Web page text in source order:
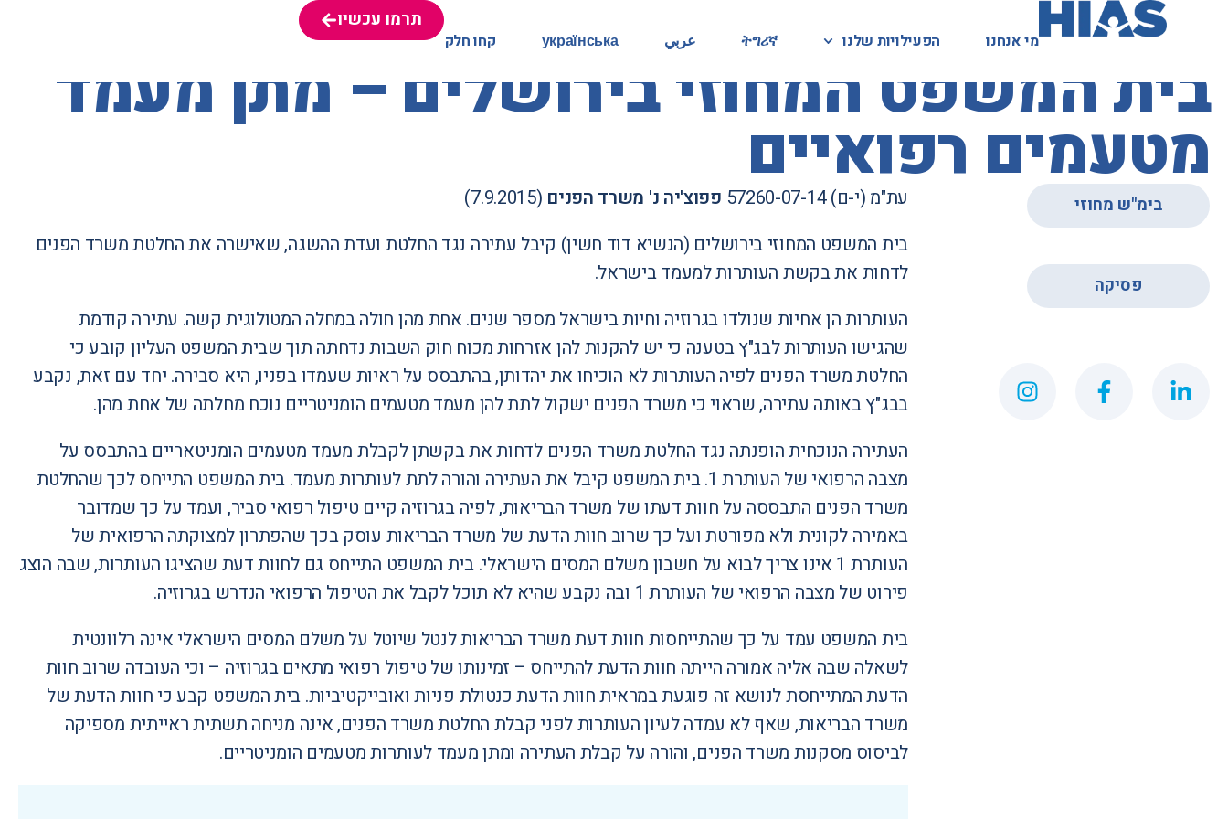
מי אנחנו הפעילויות שלנו ትግሪኛ عربي українська קחו חלק
תרמו עכשיו
מי אנחנו הפעילויות שלנו ትግሪኛ عربي українська קחו חלק
תרמו עכשיו
המאגר המשפטי
בית המשפט המחוזי בירושלים – מתן מעמד
מטעמים רפואיים
בימ"ש מחוזי
פסיקה
עת"מ (י-ם) 57260-07-14 פפוצ'יה נ' משרד הפנים (7.9.2015)
בית המשפט המחוזי בירושלים (הנשיא דוד חשין) קיבל עתירה נגד החלטת ועדת ההשגה, שאישרה את החלטת משרד הפנים
לדחות את בקשת העותרות למעמד בישראל.
העותרות הן אחיות שנולדו בגרוזיה וחיות בישראל מספר שנים. אחת מהן חולה במחלה המטולוגית קשה. עתירה קודמת
שהגישו העותרות לבג"ץ בטענה כי יש להקנות להן אזרחות מכוח חוק השבות נדחתה תוך שבית המשפט העליון קובע כי
החלטת משרד הפנים לפיה העותרות לא הוכיחו את יהדותן, בהתבסס על ראיות שעמדו בפניו, היא סבירה. יחד עם זאת, נקבע
בבג"ץ באותה עתירה, שראוי כי משרד הפנים ישקול לתת להן מעמד מטעמים הומניטריים נוכח מחלתה של אחת מהן.
העתירה הנוכחית הופנתה נגד החלטת משרד הפנים לדחות את בקשתן לקבלת מעמד מטעמים הומניטאריים בהתבסס על
מצבה הרפואי של העותרת 1. בית המשפט קיבל את העתירה והורה לתת לעותרות מעמד. בית המשפט התייחס לכך שהחלטת
משרד הפנים התבססה על חוות דעתו של משרד הבריאות, לפיה בגרוזיה קיים טיפול רפואי סביר, ועמד על כך שמדובר
באמירה לקונית ולא מפורטת ועל כך שרוב חוות הדעת של משרד הבריאות עוסק בכך שהפתרון למצוקתה הרפואית של
העותרת 1 אינו צריך לבוא על חשבון משלם המסים הישראלי. בית המשפט התייחס גם לחוות דעת שהציגו העותרות, שבה הוצג
פירוט של מצבה הרפואי של העותרת 1 ובה נקבע שהיא לא תוכל לקבל את הטיפול הרפואי הנדרש בגרוזיה.
בית המשפט עמד על כך שהתייחסות חוות דעת משרד הבריאות לנטל שיוטל על משלם המסים הישראלי אינה רלוונטית
לשאלה שבה אליה אמורה הייתה חוות הדעת להתייחס – זמינותו של טיפול רפואי מתאים בגרוזיה – וכי העובדה שרוב חוות
הדעת המתייחסת לנושא זה פוגעת במראית חוות הדעת כנטולת פניות ואובייקטיביות. בית המשפט קבע כי חוות הדעת של
משרד הבריאות, שאף לא עמדה לעיון העותרות לפני קבלת החלטת משרד הפנים, אינה מניחה תשתית ראייתית מספיקה
לביסוס מסקנות משרד הפנים, והורה על קבלת העתירה ומתן מעמד לעותרות מטעמים הומניטריים.